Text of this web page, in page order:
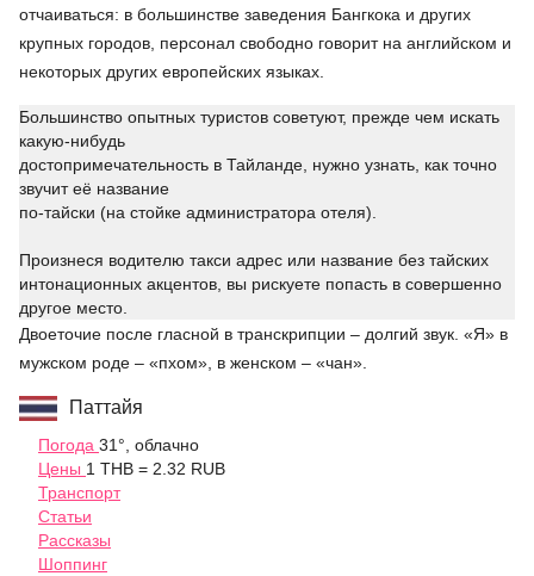
отчаиваться: в большинстве заведения Бангкока и других
крупных городов, персонал свободно говорит на английском и
некоторых других европейских языках.
Большинство опытных туристов советуют, прежде чем искать
какую-нибудь
достопримечательность в Тайланде, нужно узнать, как точно
звучит её название
по-тайски (на стойке администратора отеля).
Произнеся водителю такси адрес или название без тайских
интонационных акцентов, вы рискуете попасть в совершенно
другое место.
Двоеточие после гласной в транскрипции – долгий звук. «Я» в
мужском роде – «пхом», в женском – «чан».
Паттайя
Погода 31°, облачно
Цены 1 THB = 2.32 RUB
Транспорт
Статьи
Рассказы
Шоппинг